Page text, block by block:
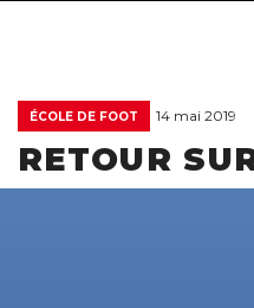
ÉCOLE DE FOOT 14 mai 2019
RETOUR